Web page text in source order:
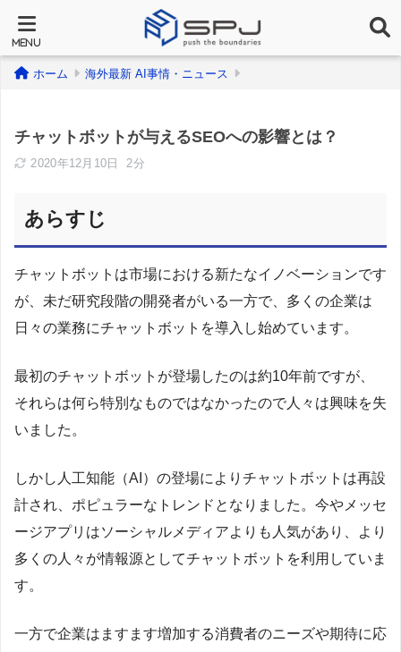
ホーム 海外最新 AI事情・ニュース
チャットボットが与えるSEOへの影響とは？
2020年12月10日 2分
あらすじ
チャットボットは市場における新たなイノベーションです
が、未だ研究段階の開発者がいる一方で、多くの企業は
日々の業務にチャットボットを導入し始めています。
最初のチャットボットが登場したのは約10年前ですが、
それらは何ら特別なものではなかったので人々は興味を失
いました。
しかし人工知能（AI）の登場によりチャットボットは再設
計され、ポピュラーなトレンドとなりました。今やメッセ
ージアプリはソーシャルメディアよりも人気があり、より
多くの人々が情報源としてチャットボットを利用していま
す。
一方で企業はますます増加する消費者のニーズや期待に応